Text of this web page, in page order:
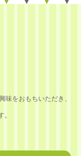
味をおもちいただき、